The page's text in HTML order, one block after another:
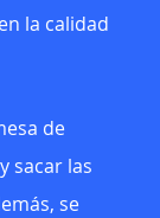
la calidad
de
sacar las
se